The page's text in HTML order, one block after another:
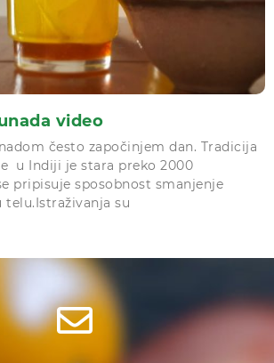
video
često započinjem dan. Tradicija
u Indiji je stara preko 2000
pripisuje sposobnost smanjenje
telu.Istraživanja su